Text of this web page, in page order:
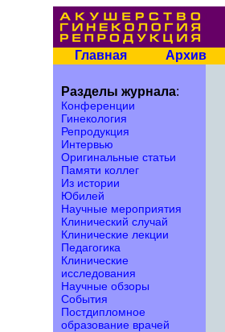
Главная Архив
Разделы журнала:
Конференции
Гинекология
Репродукция
Интервью
Оригинальные статьи
Памяти коллег
Из истории
Юбилей
Научные мероприятия
Клинический случай
Клинические лекции
Педагогика
Клинические
исследования
Научные обзоры
События
Постдипломное
образование врачей